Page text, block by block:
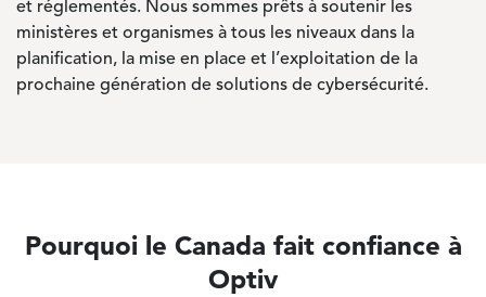
et réglementés. Nous sommes prêts à soutenir les
ministères et organismes à tous les niveaux dans la
planification, la mise en place et l’exploitation de la
prochaine génération de solutions de cybersécurité.
Pourquoi le Canada fait confiance à
Optiv